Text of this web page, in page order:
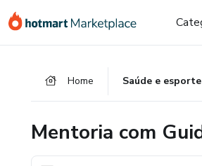
para
para
para
Home Saúde e esporte
Mentoria com